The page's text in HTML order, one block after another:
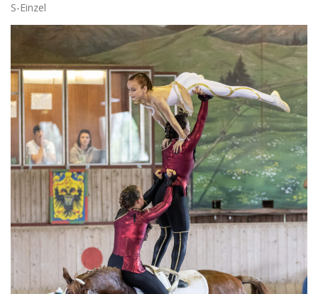
S-Einzel